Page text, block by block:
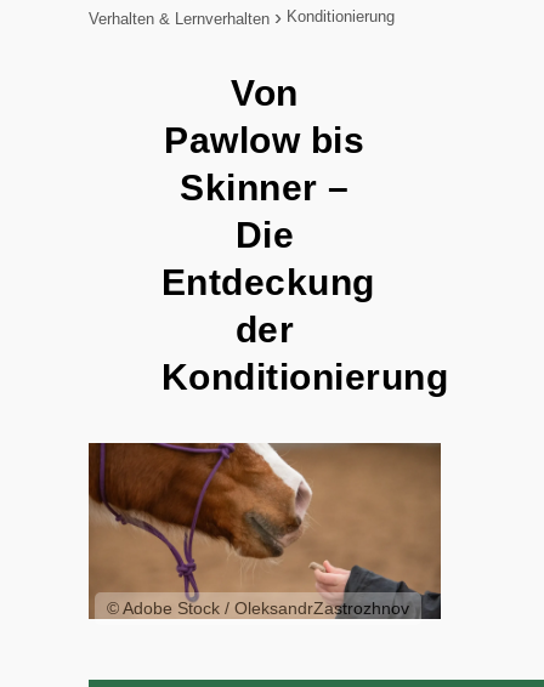
Verhalten & Lernverhalten
Konditionierung
Von
Pawlow bis
Skinner –
Die
Entdeckung
der
Konditionierung
© Adobe Stock / OleksandrZastrozhnov